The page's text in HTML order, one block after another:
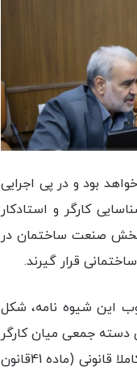
بود و در پی اجرایی
کارگر و استادکار
بخش صنعت ساختمان در
قرار گیرند.
این شیوه نامه، شکل
برای پیمان های دسته جمعی میان کارگر
و کارفرما خواهد بود که یکی از دغدغه های آن دستمزد پایدار بصورت منطقه ای و کاملا قانونی (ماده 41قانون